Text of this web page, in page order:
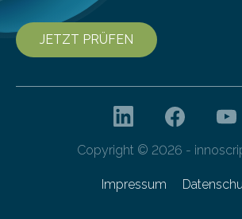
JETZT PRÜFEN
Copyright © 2026 -
Impressum